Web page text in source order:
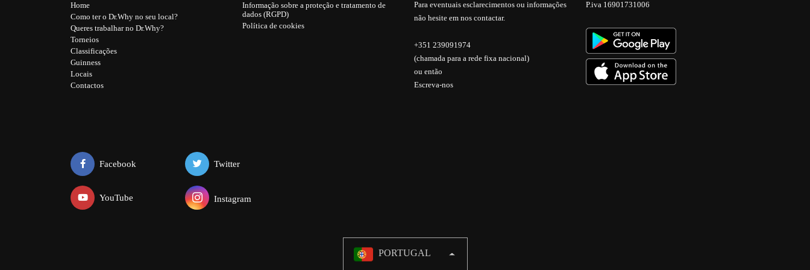
Home
Como ter o Dr.Why no seu local?
Queres trabalhar no Dr.Why?
Torneios
Classificações
Guinness
Locais
Contactos
Informação sobre a proteção e tratamento de
dados (RGPD)
Política de cookies
Para eventuais esclarecimentos ou informações
não hesite em nos contactar.
+351 239091974
(chamada para a rede fixa nacional)
ou então
Escreva-nos
P.iva 16901731006
Facebook
YouTube
Twitter
Instagram
PORTUGAL